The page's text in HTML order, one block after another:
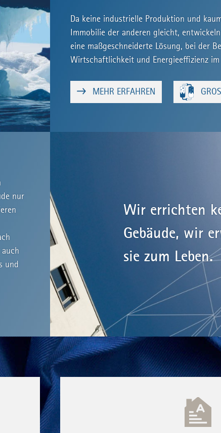
Da keine industrielle Produktion und
Immobilie der anderen gleicht,
eine maßgeschneiderte Lösung, bei der
Wirtschaftlichkeit und Energieeffizienz im
MEHR ERFAHREN
nur
und
Wir errichten
Gebäude, wir
sie zum Leben.